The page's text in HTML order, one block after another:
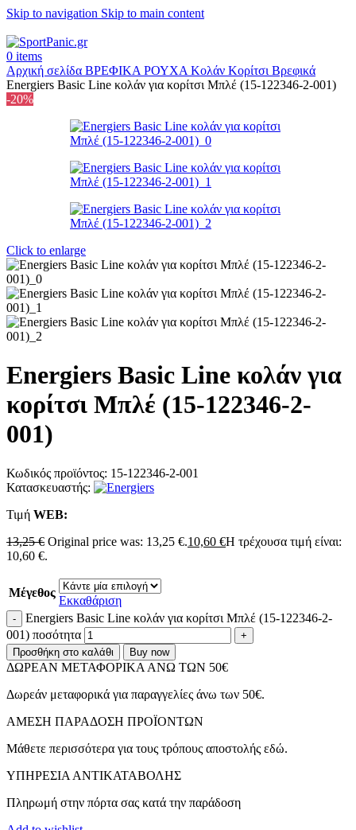
Skip to navigation Skip to main content
0 items
Αρχική σελίδα ΒΡΕΦΙΚΑ ΡΟΥΧΑ Κολάν Κορίτσι Βρεφικά
Energiers Basic Line κολάν για κορίτσι Μπλέ (15-122346-2-001)
-20%
Click to enlarge
Energiers Basic Line κολάν για
κορίτσι Μπλέ (15-122346-2-
001)
Κωδικός προϊόντος: 15-122346-2-001
Κατασκευαστής:
Τιμή WΕΒ:
13,25€ Original price was: 13,25 €.10,60 €Η τρέχουσα τιμή είναι:
10,60 €.
Μέγεθος
Εκκαθάριση
Energiers Basic Line κολάν για κορίτσι Μπλέ (15-122346-2-
001) ποσότητα
Προσθήκη στο καλάθι Buy now
ΔΩΡΕΑΝ ΜΕΤΑΦΟΡΙΚΑ ΑΝΩ ΤΩΝ 50€
Δωρεάν μεταφορικά για παραγγελίες άνω των 50€.
ΑMEΣΗ ΠΑΡΑΔΟΣΗ ΠΡΟΪΟΝΤΩΝ
Μάθετε περισσότερα για τους τρόπους αποστολής εδώ.
ΥΠΗΡΕΣΙΑ ΑΝΤΙΚΑΤΑΒΟΛΗΣ
Πληρωμή στην πόρτα σας κατά την παράδοση